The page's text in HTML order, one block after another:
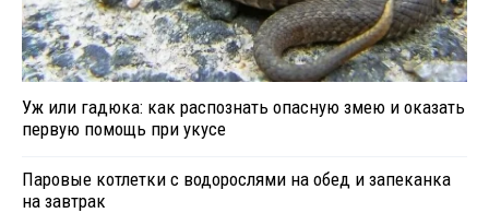
Уж или гадюка: как распознать опасную змею и оказать
первую помощь при укусе
Паровые котлетки с водорослями на обед и запеканка
на завтрак